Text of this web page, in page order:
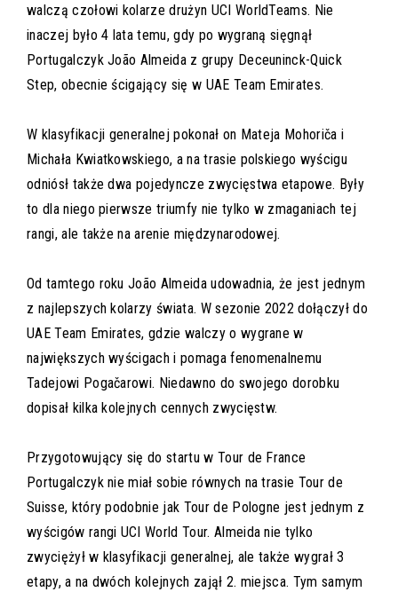
walczą czołowi kolarze drużyn UCI WorldTeams. Nie
inaczej było 4 lata temu, gdy po wygraną sięgnął
Portugalczyk João Almeida z grupy Deceuninck-Quick
Step, obecnie ścigający się w UAE Team Emirates.
W klasyfikacji generalnej pokonał on Mateja Mohoriča i
Michała Kwiatkowskiego, a na trasie polskiego wyścigu
odniósł także dwa pojedyncze zwycięstwa etapowe. Były
to dla niego pierwsze triumfy nie tylko w zmaganiach tej
rangi, ale także na arenie międzynarodowej.
Od tamtego roku João Almeida udowadnia, że jest jednym
z najlepszych kolarzy świata. W sezonie 2022 dołączył do
UAE Team Emirates, gdzie walczy o wygrane w
największych wyścigach i pomaga fenomenalnemu
Tadejowi Pogačarowi. Niedawno do swojego dorobku
dopisał kilka kolejnych cennych zwycięstw.
Przygotowujący się do startu w Tour de France
Portugalczyk nie miał sobie równych na trasie Tour de
Suisse, który podobnie jak Tour de Pologne jest jednym z
wyścigów rangi UCI World Tour. Almeida nie tylko
zwyciężył w klasyfikacji generalnej, ale także wygrał 3
etapy, a na dwóch kolejnych zajął 2. miejsca. Tym samym